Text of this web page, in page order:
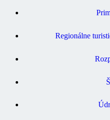
Regionálne